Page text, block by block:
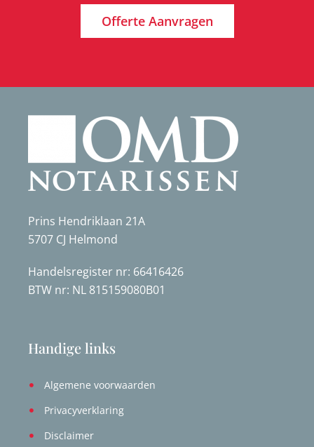
Offerte Aanvragen
Prins Hendriklaan 21A
5707 CJ Helmond
Handelsregister nr: 66416426
BTW nr: NL 815159080B01
Handige links
Algemene voorwaarden
Privacyverklaring
Disclaimer